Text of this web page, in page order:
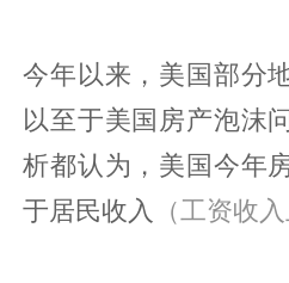
今年以来，美国部分
以至于美国房产泡沫
析都认为，美国今年
于居民收入
（工资收入